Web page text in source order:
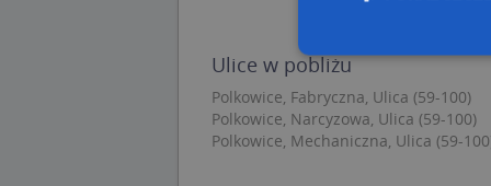
Ulice w pobliżu
Polkowice, Fabryczna, Ulica (59-100)
Polkowice, Narcyzowa, Ulica (59-100)
Polkowice, Mechaniczna, Ulica (59-
Niezbędne pliki
zarządzanie